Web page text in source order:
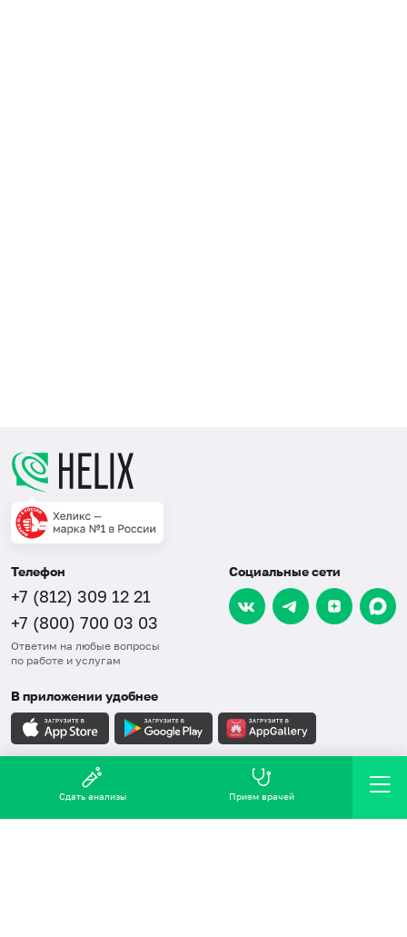
Телефон
+7 (812) 309 12 21
+7 (800) 700 03 03
Ответим на любые вопросы
по работе и услугам
Социальные сети
В приложении удобнее
Карта сайта
СОУТ
Сдать анализы Прием врачей